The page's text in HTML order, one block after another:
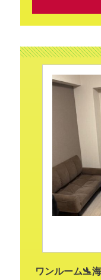
ワンルーム🛬